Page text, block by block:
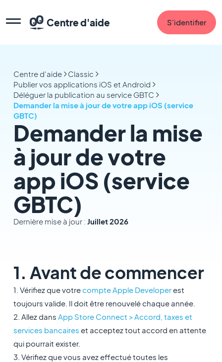
Centre d'aide S'identifier
Centre d'aide
Classic
Publier vos applications iOS et Android
Déléguer la publication au service GBTC
Demander la mise à jour de votre app iOS (service
GBTC)
Demander la mise
à jour de votre
app iOS (service
GBTC)
Dernière mise à jour : Juillet 2026
1. Avant de commencer
1. Vérifiez que votrecompte Apple Developerest
toujours valide. Il doit être renouvelé chaque année.
2. Allez dans App Store Connect > Accord, taxes et
services bancaires et acceptez tout accord en attente
qui pourrait exister.
3. Vérifiez que vous avez effectué toutes les